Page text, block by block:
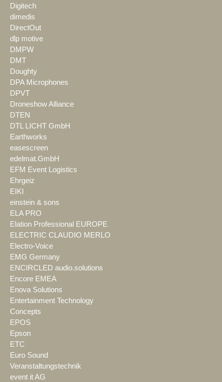
Digitech
dimedis
DirectOut
dlp motive
DMPW
DMT
Doughty
DPA Microphones
DPVT
Droneshow Alliance
DTEN
DTL LICHT GmbH
Earthworks
easescreen
edelmat.GmbH
EFM Event Logistics
Ehrgeiz
EIKI
einstein & sons
ELA PRO
Elation Professional EUROPE
ELECTRIC CLAUDIO MERLO
Electro-Voice
EMG Germany
ENCIRCLED audio.solutions
Encore EMEA
Enova Solutions
Entertainment Technology
Concepts
EPOS
Epson
ETC
Euro Sound
Veranstaltungstechnik
event it AG